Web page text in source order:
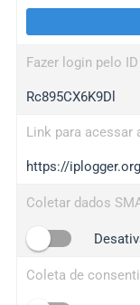
wl.gl
ed.tc
iplogger.com
maper.info
2no.co
yip.su
Fazer login pelo
Rc895CX6K9Dl
Link para acessar
https://
Coletar dados
Coleta de